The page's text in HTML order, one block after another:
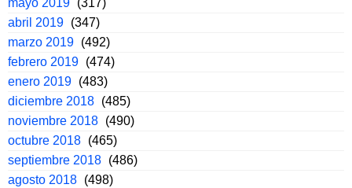
mayo 2019 (317)
abril 2019 (347)
marzo 2019 (492)
febrero 2019 (474)
enero 2019 (483)
diciembre 2018 (485)
noviembre 2018 (490)
octubre 2018 (465)
septiembre 2018 (486)
agosto 2018 (498)